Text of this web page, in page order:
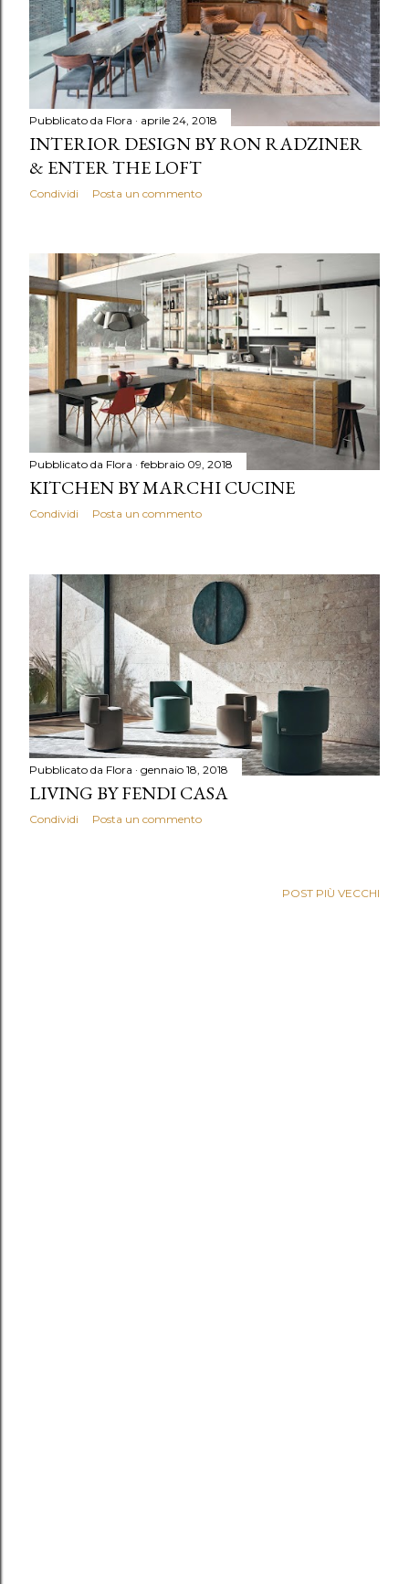
Pubblicato da Flora aprile 24, 2018
INTERIOR DESIGN BY RON RADZINER
& ENTER THE LOFT
Condividi Posta un commento
Pubblicato da Flora febbraio 09, 2018
KITCHEN BY MARCHI CUCINE
Condividi Posta un commento
Pubblicato da Flora gennaio 18, 2018
LIVING BY FENDI CASA
Condividi Posta un commento
POST PIÙ VECCHI